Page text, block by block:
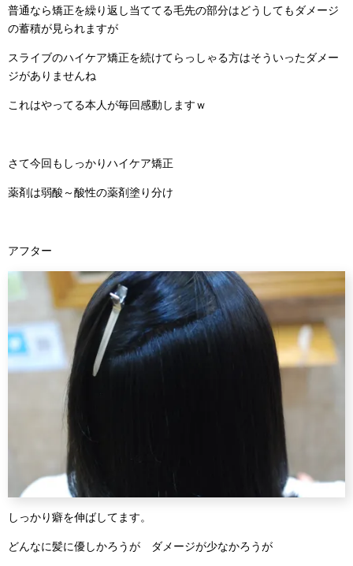
普通なら矯正を繰り返し当ててる毛先の部分はどうしてもダメージ
の蓄積が見られますが
スライブのハイケア矯正を続けてらっしゃる方はそういったダメー
ジがありませんね
これはやってる本人が毎回感動しますｗ
さて今回もしっかりハイケア矯正
薬剤は弱酸～酸性の薬剤塗り分け
アフター
しっかり癖を伸ばしてます。
どんなに髪に優しかろうが ダメージが少なかろうが